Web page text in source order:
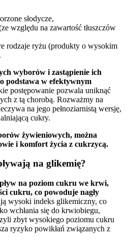
słodycze,
względu na zawartość tłuszczów
rodzaje ryżu (produkty o wysokim
wyborów i zastąpienie ich
podstawa w efektywnym
postępowanie pozwala uniknąć
z tą chorobą. Rozważmy na
na jego pełnoziarnistą wersję,
cukry.
żywieniowych, można
i komfort życia z cukrzycą.
na glikemię?
na poziom cukru we krwi,
cukru, co powoduje nagły
wysoki indeks glikemiczny, co
wchłania się do krwiobiegu,
zbyt wysokiego poziomu cukru
ryzyko powikłań związanych z